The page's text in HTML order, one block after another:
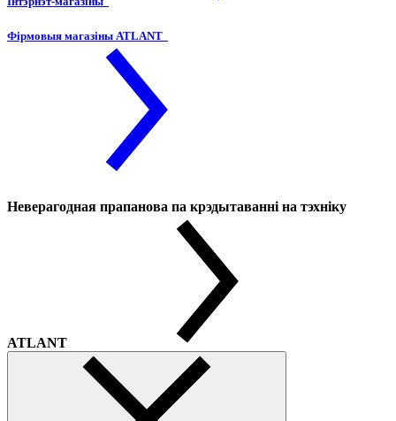
Фірмовыя магазіны ATLANT
Неверагодная прапанова па крэдытаванні на тэхніку
ATLANT